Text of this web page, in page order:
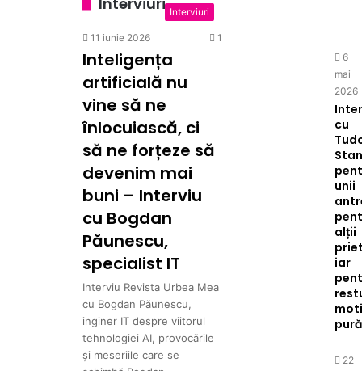
Interviuri
11 iunie 2026 1
Inteligența
artificială nu
vine să ne
înlocuiască, ci
să ne forțeze să
devenim mai
buni – Interviu
cu Bogdan
Păunescu,
specialist IT
Interviu Revista Urbea Mea
cu Bogdan Păunescu,
inginer IT despre viitorul
tehnologiei AI, provocările
și meseriile care se
6
mai
2026
cu
unii
alții
iar
pură
22